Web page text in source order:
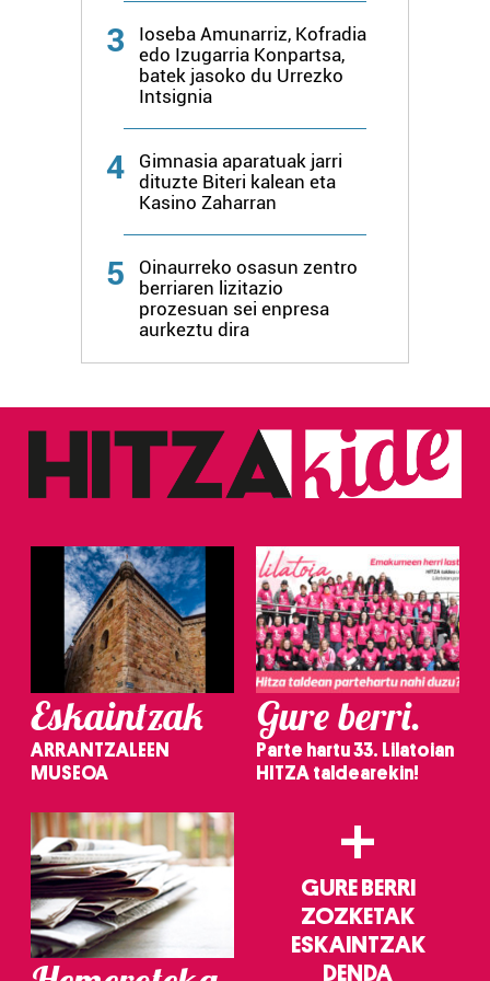
erabiltzen dituen hauta dezakezu.
Bazkide batzuek ez dizute baimenik eskatzen, eta beren
duten interes legitimoa eta horren aurka nola egin
dezakezun ikusteko.
buruzko informazio gehiago eta ezarri zure lehentasunak
datuen atalean. Edozein unetan alda edo ken dezakezu
zure baimena Cookieen adierazpenean.
fitxategiak erabiltzen ditu. Zure esperientzia eta
zerbitzuak hobetzeko asmoz, cookie teknologiaz
baliatzen gara. Ohar hau onartuz gero, teknologia hori
erabiltzeko baimen esplizitua ematen diguzu.Gehiago
3
Ioseba Amunarriz, Kofradia
edo Izugarria Konpartsa,
batek jasoko du Urrezko
Intsignia
4
Gimnasia aparatuak jarri
dituzte Biteri kalean eta
Kasino Zaharran
5
Oinaurreko osasun zentro
berriaren lizitazio
prozesuan sei enpresa
aurkeztu dira
Eskaintzak
ARRANTZALEEN
MUSEOA
Gure berri.
Parte hartu 33. Lilatoian
HITZA taldearekin!
+
GURE BERRI
ZOZKETAK
ESKAINTZAK
DENDA